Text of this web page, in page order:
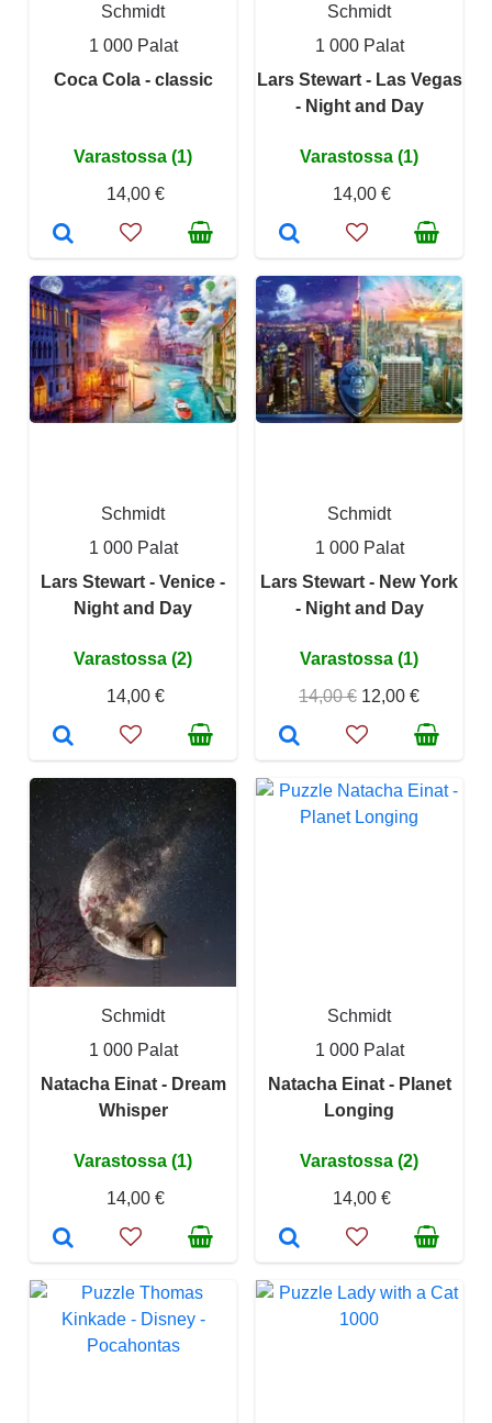
Schmidt
1 000 Palat
Coca Cola - classic
Varastossa (1)
14,00 €
Schmidt
1 000 Palat
Lars Stewart - Las Vegas
- Night and Day
Varastossa (1)
14,00 €
Schmidt
1 000 Palat
Lars Stewart - Venice -
Night and Day
Varastossa (2)
14,00 €
Schmidt
1 000 Palat
Lars Stewart - New York
- Night and Day
Varastossa (1)
14,00 € 12,00 €
Schmidt
1 000 Palat
Natacha Einat - Dream
Whisper
Varastossa (1)
14,00 €
Schmidt
1 000 Palat
Natacha Einat - Planet
Longing
Varastossa (2)
14,00 €